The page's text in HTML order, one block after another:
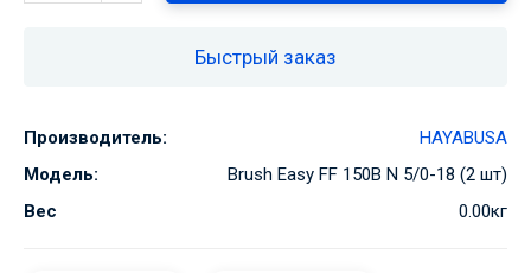
Быстрый заказ
Производитель:
HAYABUSA
Модель:
Brush Easy FF 150B N 5/0-18 (2 шт)
Вес
0.00кг